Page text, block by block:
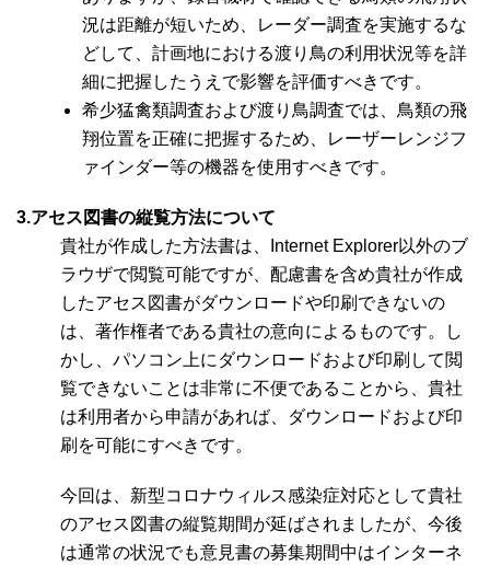
況は距離が短いため、レーダー調査を実施するな
どして、計画地における渡り鳥の利用状況等を詳
細に把握したうえで影響を評価すべきです。
希少猛禽類調査および渡り鳥調査では、鳥類の飛
翔位置を正確に把握するため、レーザーレンジフ
ァインダー等の機器を使用すべきです。
3.アセス図書の縦覧方法について
貴社が作成した方法書は、Internet Explorer以外のブ
ラウザで閲覧可能ですが、配慮書を含め貴社が作成
したアセス図書がダウンロードや印刷できないの
は、著作権者である貴社の意向によるものです。し
かし、パソコン上にダウンロードおよび印刷して閲
覧できないことは非常に不便であることから、貴社
は利用者から申請があれば、ダウンロードおよび印
刷を可能にすべきです。
今回は、新型コロナウィルス感染症対応として貴社
のアセス図書の縦覧期間が延ばされましたが、今後
は通常の状況でも意見書の募集期間中はインターネ